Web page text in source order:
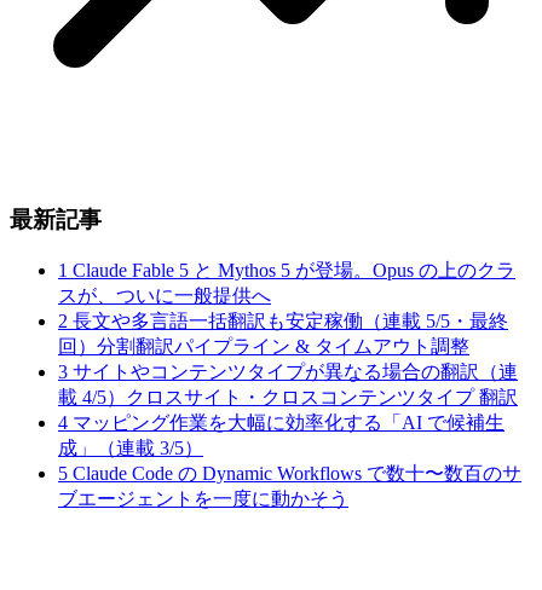
最新記事
1 Claude Fable 5 と Mythos 5 が登場。Opus の上のクラ
スが、ついに一般提供へ
2 長文や多言語一括翻訳も安定稼働（連載 5/5・最終
回）分割翻訳パイプライン & タイムアウト調整
3 サイトやコンテンツタイプが異なる場合の翻訳（連
載 4/5）クロスサイト・クロスコンテンツタイプ 翻訳
4 マッピング作業を大幅に効率化する「AI で候補生
成」（連載 3/5）
5 Claude Code の Dynamic Workflows で数十〜数百のサ
ブエージェントを一度に動かそう